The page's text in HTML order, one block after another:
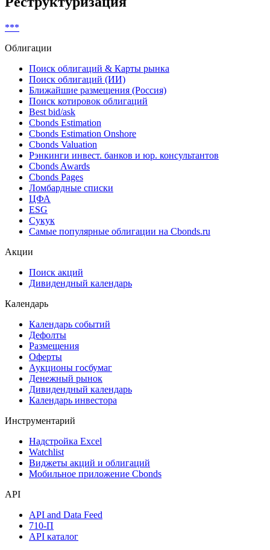
Реструктуризация
Облигации
Поиск облигаций & Карты рынка
Поиск облигаций (ИИ)
Ближайшие размещения (Россия)
Поиск котировок облигаций
Best bid/ask
Cbonds Estimation
Cbonds Estimation Onshore
Cbonds Valuation
Рэнкинги инвест. банков и юр. консультантов
Cbonds Awards
Cbonds Pages
Ломбардные списки
ESG
Самые популярные облигации на Cbonds.ru
Дивидендный календарь
Календарь
Календарь событий
Дефолты
Размещения
Оферты
Аукционы госбумаг
Денежный рынок
Календарь инвестора
Инструментарий
Надстройка Excel
Мобильное приложение Cbonds
API